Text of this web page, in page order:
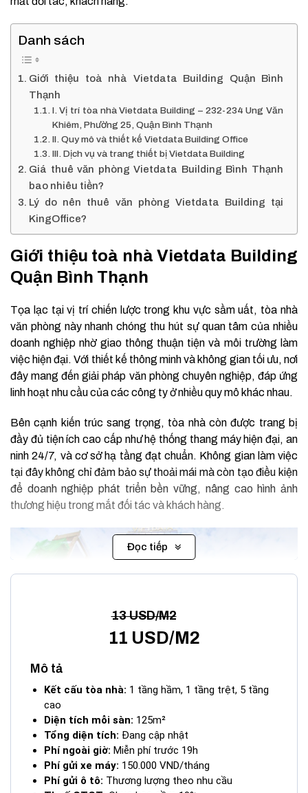
Danh sách
Giới thiệu toà nhà Vietdata Building Quận Bình
Thạnh
I. Vị trí tòa nhà Vietdata Building – 232-234 Ung Văn
Khiêm, Phường 25, Quận Bình Thạnh
II. Quy mô và thiết kế Vietdata Building Office
III. Dịch vụ và trang thiết bị Vietdata Building
Giá thuê văn phòng Vietdata Building Bình Thạnh
bao nhiêu tiền?
Lý do nên thuê văn phòng Vietdata Building tại
KingOffice?
Giới thiệu toà nhà Vietdata Building
Quận Bình Thạnh
Tọa lạc tại vị trí chiến lược trong khu vực sầm uất, tòa nhà
văn phòng này nhanh chóng thu hút sự quan tâm của nhiều
doanh nghiệp nhờ giao thông thuận tiện và môi trường làm
việc hiện đại. Với thiết kế thông minh và không gian tối ưu, nơi
đây mang đến giải pháp văn phòng chuyên nghiệp, đáp ứng
linh hoạt nhu cầu của các công ty ở nhiều quy mô khác nhau.
Bên cạnh kiến trúc sang trọng, tòa nhà còn được trang bị
đầy đủ tiện ích cao cấp như hệ thống thang máy hiện đại, an
ninh 24/7, và cơ sở hạ tầng đạt chuẩn. Không gian làm việc
tại đây không chỉ đảm bảo sự thoải mái mà còn tạo điều kiện
để doanh nghiệp phát triển bền vững, nâng cao hình ảnh
thương hiệu trong mắt đối tác và khách hàng.
Tòa Nhà Vietdata Building Ung Văn Khiêm Quận Bình Thạnh
I. Vị trí tòa nhà Vietdata Building –
Ung Văn Khiêm, Phường 25, Quận Bình Thạnh
Đọc tiếp
13 USD/M2
11 USD/M2
Mô tả
Kết cấu tòa nhà: 1 tầng hầm, 1 tầng trệt, 5 tầng
cao
Diện tích mỗi sàn: 125m²
Tổng diện tích: Đang cập nhật
Phí ngoài giờ: Miễn phí trước 19h
Phí gửi xe máy: 150.000 VND/tháng
Phí gửi ô tô: Thương lượng theo nhu cầu